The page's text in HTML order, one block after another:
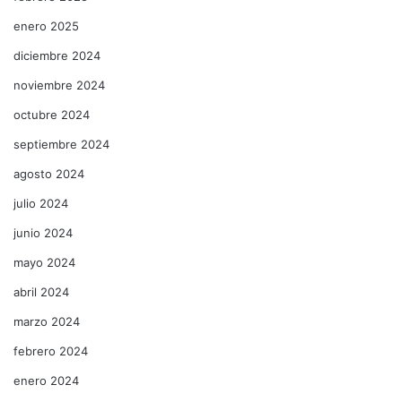
enero 2025
diciembre 2024
noviembre 2024
octubre 2024
septiembre 2024
agosto 2024
julio 2024
junio 2024
mayo 2024
abril 2024
marzo 2024
febrero 2024
enero 2024